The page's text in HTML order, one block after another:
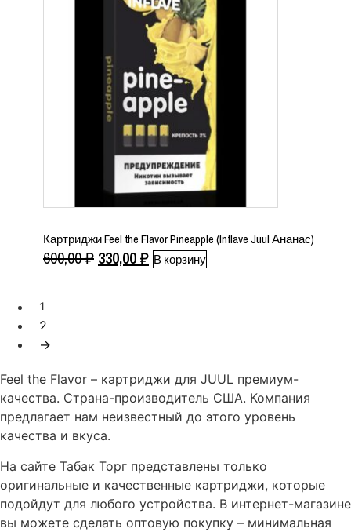
Картриджи Feel the Flavor Pineapple (Inflave Juul Ананас)
600,00₽ Первоначальная
330,00₽Текущая
В корзину
1
2
→
Feel the Flavor – картриджи для JUUL премиум-
качества. Страна-производитель США. Компания
предлагает нам неизвестный до этого уровень
качества и вкуса.
На сайте Табак Торг представлены только
оригинальные и качественные картриджи, которые
подойдут для любого устройства. В интернет-магазине
вы можете сделать оптовую покупку – минимальная